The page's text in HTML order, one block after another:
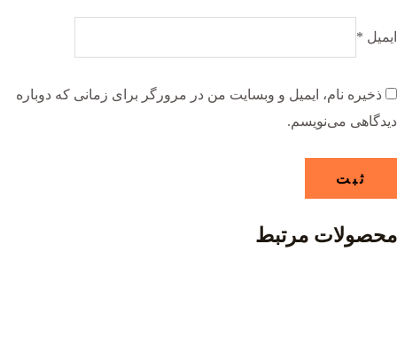
ایمیل *
ذخیره نام، ایمیل و وبسایت من در مرورگر برای زمانی که دوباره
دیدگاهی می‌نویسم.
محصولات مرتبط